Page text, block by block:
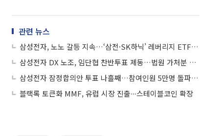
관련 뉴스
삼성전자, 노노 갈등 지속…‘삼전·SK하닉’ 레버리지 ETF 여파 주목
삼성전자 DX 노조, 임단협 찬반투표 제동…법원 가처분 예고
삼성전자 잠정합의안 투표 나흘째…참여인원 5만명 돌파ㆍ투표율 88% 육박
블랙록 토큰화 MMF, 유럽 시장 진출∙∙∙스테이블코인 확장